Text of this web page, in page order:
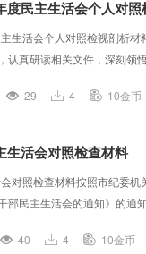
度民主生活会个人对照
生活会个人对照检视剖析
真研读相关文件，深刻领
况（一）强化理论武装，提
29 4 10金币
生活会对照检查材料
对照检查材料按照市纪委
部民主生活会的通知》的
见》，深刻领会习近平总书
40 4 10金币